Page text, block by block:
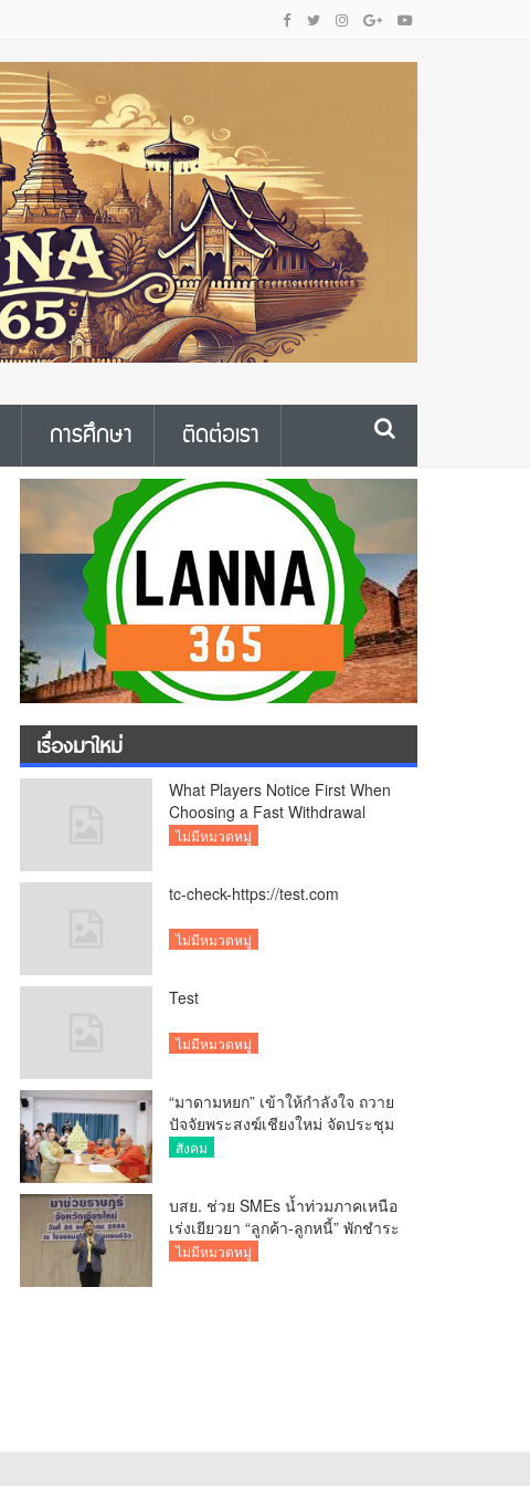
การศึกษา ติดต่อเรา
เรื่องมาใหม่
What Players Notice First When
Choosing a Fast Withdrawal
Casino UK
ไม่มีหมวดหมู่
tc-check-https://test.com
ไม่มีหมวดหมู่
Test
ไม่มีหมวดหมู่
“มาดามหยก” เข้าให้กำลังใจ ถวาย
ปัจจัยพระสงฆ์เชียงใหม่ จัดประชุม
ทำบัญชีรายรับรายจ่ายของวัด กว่า
สังคม
บสย. ช่วย SMEs น้ำท่วมภาคเหนือ
เร่งเยียวยา “ลูกค้า-ลูกหนี้” พักชำระ
ค่าธรรมเนียม-ค่างวด
ไม่มีหมวดหมู่